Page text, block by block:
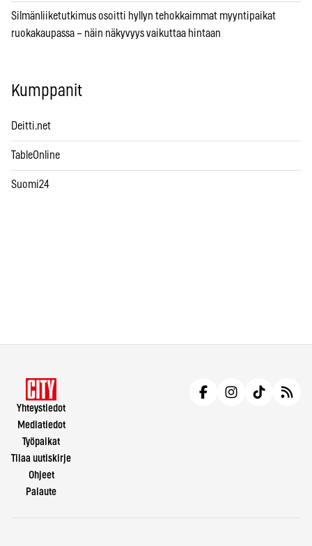
Silmänliiketutkimus osoitti hyllyn tehokkaimmat myyntipaikat
ruokakaupassa – näin näkyvyys vaikuttaa hintaan
Kumppanit
Deitti.net
TableOnline
Suomi24
Yhteystiedot
Mediatiedot
Työpaikat
Tilaa uutiskirje
Ohjeet
Palaute